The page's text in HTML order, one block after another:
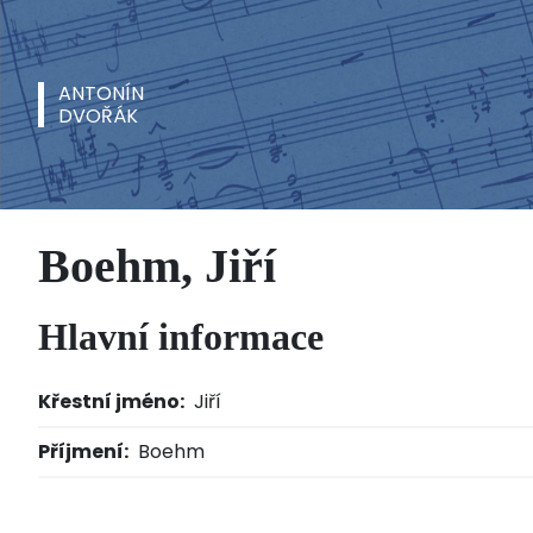
ANTONÍN
DVOŘÁK
Boehm, Jiří
Hlavní informace
Křestní jméno: Jiří
Příjmení: Boehm